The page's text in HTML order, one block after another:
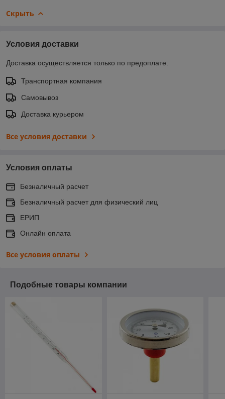
Скрыть
Условия доставки
Доставка осуществляется только по предоплате.
Транспортная компания
Самовывоз
Доставка курьером
Все условия доставки
Условия оплаты
Безналичный расчет
Безналичный расчет для физический лиц
ЕРИП
Онлайн оплата
Все условия оплаты
Подобные товары компании